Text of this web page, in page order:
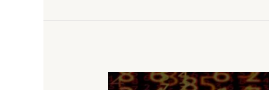
Serangan